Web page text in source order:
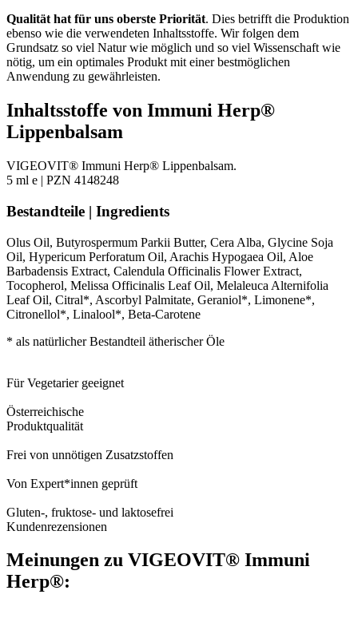
Qualität hat für uns oberste Priorität. Dies betrifft die Produktion
ebenso wie die verwendeten Inhaltsstoffe. Wir folgen dem
Grundsatz so viel Natur wie möglich und so viel Wissenschaft wie
nötig, um ein optimales Produkt mit einer bestmöglichen
Anwendung zu gewährleisten.
Inhaltsstoffe von Immuni Herp®
Lippenbalsam
VIGEOVIT® Immuni Herp® Lippenbalsam.
5 ml e | PZN 4148248
Bestandteile | Ingredients
Olus Oil, Butyrospermum Parkii Butter, Cera Alba, Glycine Soja
Oil, Hypericum Perforatum Oil, Arachis Hypogaea Oil, Aloe
Barbadensis Extract, Calendula Officinalis Flower Extract,
Tocopherol, Melissa Officinalis Leaf Oil, Melaleuca Alternifolia
Leaf Oil, Citral*, Ascorbyl Palmitate, Geraniol*, Limonene*,
Citronellol*, Linalool*, Beta-Carotene
* als natürlicher Bestandteil ätherischer Öle
Für Vegetarier geeignet
Österreichische
Produktqualität
Frei von unnötigen Zusatzstoffen
Von Expert*innen geprüft
Gluten-, fruktose- und laktosefrei
Kundenrezensionen
Meinungen zu VIGEOVIT® Immuni
Herp®: